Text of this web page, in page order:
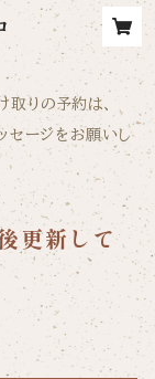
りの予約は、
ージをお願いし
更新して